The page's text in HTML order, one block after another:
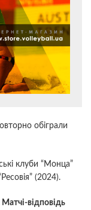
обіграли
клуби “Монца”
(2024).
відповідь